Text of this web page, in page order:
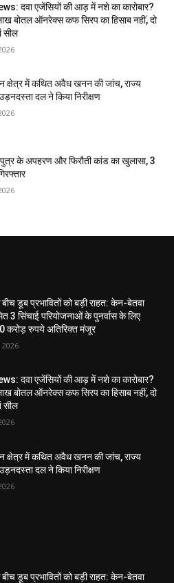
दवा एजेंसियों की आड़ में नशे का कारोबार?
बोतल ऑनरेक्स कफ सिरप का हिसाब नहीं, दो
सील
क्षेत्र में कथित अवैध खनन की जांच, राज्य
दल ने किया निरीक्षण
पुत्र के अपहरण और फिरौती कांड का खुलासा, 3
डूब प्रभावितों को बड़ी राहत: केन-बेतवा
3 सिंचाई परियोजनाओं के पुनर्वास के लिए
करोड़ रुपये अतिरिक्त मंजूर
2026
दवा एजेंसियों की आड़ में नशे का कारोबार?
बोतल ऑनरेक्स कफ सिरप का हिसाब नहीं, दो
सील
क्षेत्र में कथित अवैध खनन की जांच, राज्य
दल ने किया निरीक्षण
डूब प्रभावितों को बड़ी राहत: केन-बेतवा